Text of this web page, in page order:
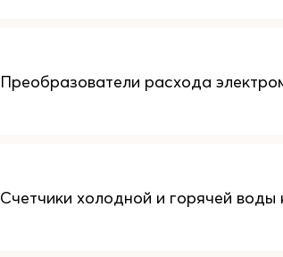
Преобразователи расхода
Счетчики холодной и горячей воды